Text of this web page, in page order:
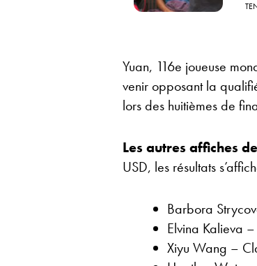
Yuan, 116e joueuse
venir opposant la
lors des huitièmes de
Les autres affiches
USD, les résultats
Barbora
Elvina Kalieva
Xiyu Wang –